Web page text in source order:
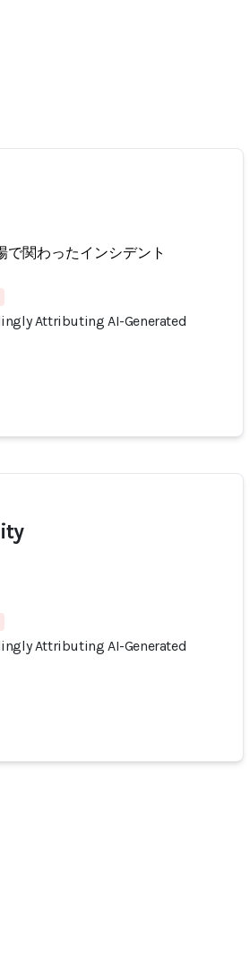
で関わったインシデント
Attributing AI-Generated
Attributing AI-Generated